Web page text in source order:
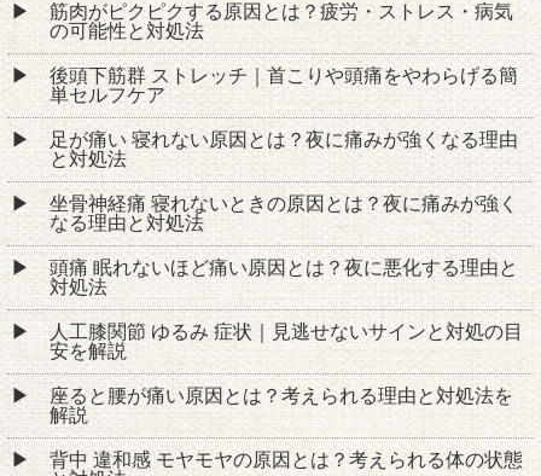
筋肉がピクピクする原因とは？疲労・ストレス・病気
の可能性と対処法
後頭下筋群 ストレッチ｜首こりや頭痛をやわらげる簡
単セルフケア
足が痛い 寝れない原因とは？夜に痛みが強くなる理由
と対処法
坐骨神経痛 寝れないときの原因とは？夜に痛みが強く
なる理由と対処法
頭痛 眠れないほど痛い原因とは？夜に悪化する理由と
対処法
人工膝関節 ゆるみ 症状｜見逃せないサインと対処の目
安を解説
座ると腰が痛い原因とは？考えられる理由と対処法を
解説
背中 違和感 モヤモヤの原因とは？考えられる体の状態